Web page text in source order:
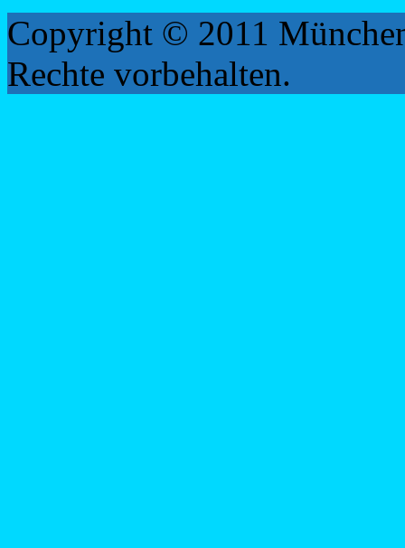
Copyright © 2011
Rechte vorbehalten.